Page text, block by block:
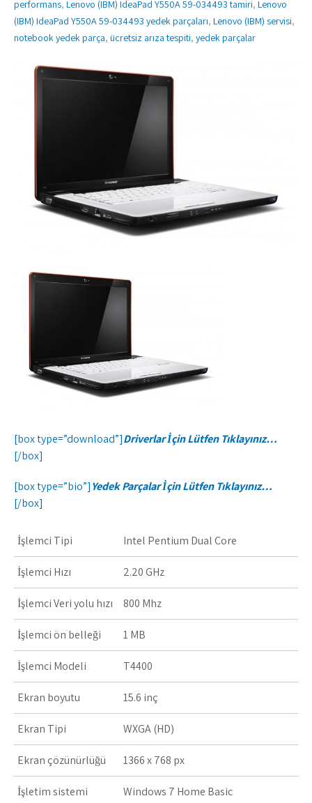
performans, Lenovo (IBM) IdeaPad Y550A 59-034493 tamiri, Lenovo
(IBM) IdeaPad Y550A 59-034493 yedek parçaları, Lenovo (IBM) servisi,
notebook yedek parça, ücretsiz arıza tespiti, yedek parçalar
[box type=”download”]Driverlar İçin Lütfen Tıklayınız…
[/box]
[box type=”bio”]Yedek Parçalar İçin Lütfen Tıklayınız…
[/box]
İşlemci Tipi Intel Pentium Dual Core
İşlemci Hızı 2.20 GHz
İşlemci Veri yolu hızı 800 Mhz
İşlemci ön belleği 1 MB
İşlemci Modeli T4400
Ekran boyutu 15.6 inç
Ekran Tipi WXGA (HD)
Ekran çözünürlüğü 1366 x 768 px
İşletim sistemi Windows 7 Home Basic